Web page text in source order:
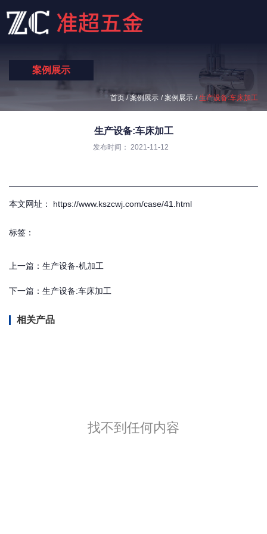
案例展示
首页/案例展示 /案例展示 /生产设备:车床加工
生产设备:车床加工
发布时间： 2021-11-12
本文网址： https://www.kszcwj.com/case/41.html
标签：
上一篇： 生产设备-机加工
下一篇： 生产设备:车床加工
相关产品
找不到任何内容